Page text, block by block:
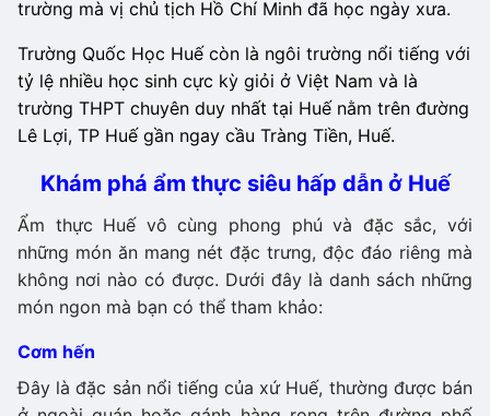
trường mà vị chủ tịch Hồ Chí Minh đã học ngày xưa.
Trường Quốc Học Huế còn là ngôi trường nổi tiếng với
tỷ lệ nhiều học sinh cực kỳ giỏi ở Việt Nam và là
trường THPT chuyên duy nhất tại Huế nằm trên đường
Lê Lợi, TP Huế gần ngay cầu Tràng Tiền, Huế.
Khám phá ẩm thực siêu hấp dẫn ở Huế
Ẩm thực Huế vô cùng phong phú và đặc sắc, với
những món ăn mang nét đặc trưng, độc đáo riêng mà
không nơi nào có được. Dưới đây là danh sách những
món ngon mà bạn có thể tham khảo:
Cơm hến
Đây là đặc sản nổi tiếng của xứ Huế, thường được bán